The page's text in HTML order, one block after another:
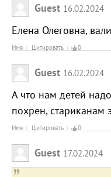
Guest 16.02.2024
Елена Олеговна,
Имя Цитировать 0
Guest 16.02.2024
А что нам детей
похрен, стариканам
Имя Цитировать 0
Guest 17.02.2024